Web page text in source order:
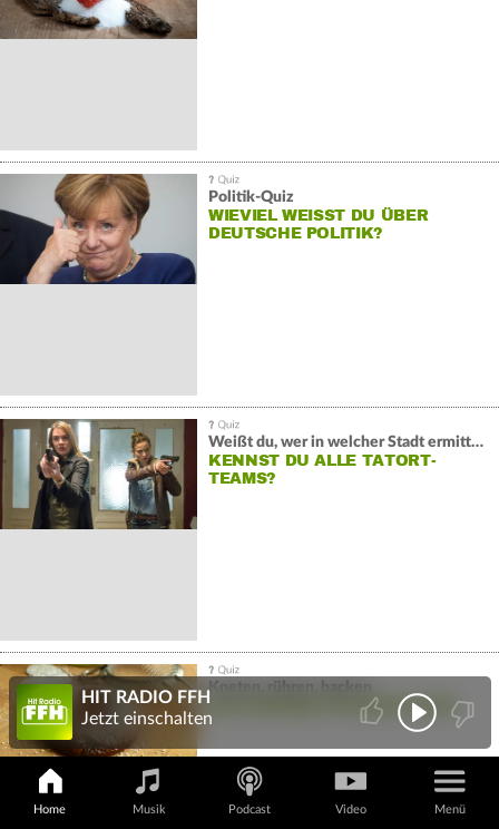
Politik-Quiz
WIEVIEL WEISST DU ÜBER D
EUTSCHE POLITIK?
Weißt du, wer in welcher Stadt ermittelt?
KENNST DU ALLE TATORT-
TEAMS?
Kneten, rühren, backen
DAS GROSSE FFH-BACK-QUIZ
Home Musik Podcast Video Menü
HIT RADIO FFH
Jetzt einschalten